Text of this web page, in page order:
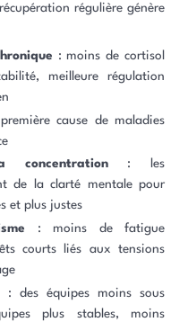
régulière génère
: moins de cortisol
meilleure régulation
cause de maladies
concentration : les
de la clarté mentale pour
et plus justes
: moins de fatigue
courts liés aux tensions
: des équipes moins sous
plus stables, moins